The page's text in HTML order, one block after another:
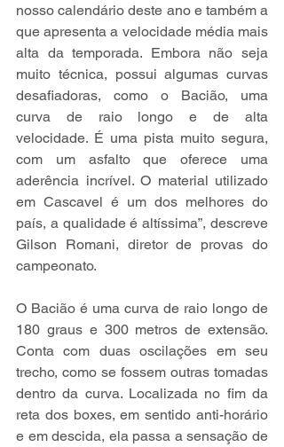
nosso calendário deste ano e também a
que apresenta a velocidade média mais
alta da temporada. Embora não seja
muito técnica, possui algumas curvas
desafiadoras, como o Bacião, uma
curva de raio longo e de alta
velocidade. É uma pista muito segura,
com um asfalto que oferece uma
aderência incrível. O material utilizado
em Cascavel é um dos melhores do
país, a qualidade é altíssima”, descreve
Gilson Romani, diretor de provas do
campeonato.
O Bacião é uma curva de raio longo de
180 graus e 300 metros de extensão.
Conta com duas oscilações em seu
trecho, como se fossem outras tomadas
dentro da curva. Localizada no fim da
reta dos boxes, em sentido anti-horário
e em descida, ela passa a sensação de